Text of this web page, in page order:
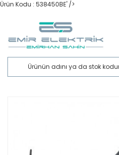
Ürün Kodu : 538450BE' />